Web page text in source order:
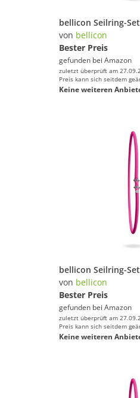
von bellicon
Bester Preis
gefunden bei Amazon
zuletzt überprüft am
Preis kann sich seitdem
Keine weiteren
von bellicon
Bester Preis
gefunden bei Amazon
zuletzt überprüft am
Preis kann sich seitdem
Keine weiteren